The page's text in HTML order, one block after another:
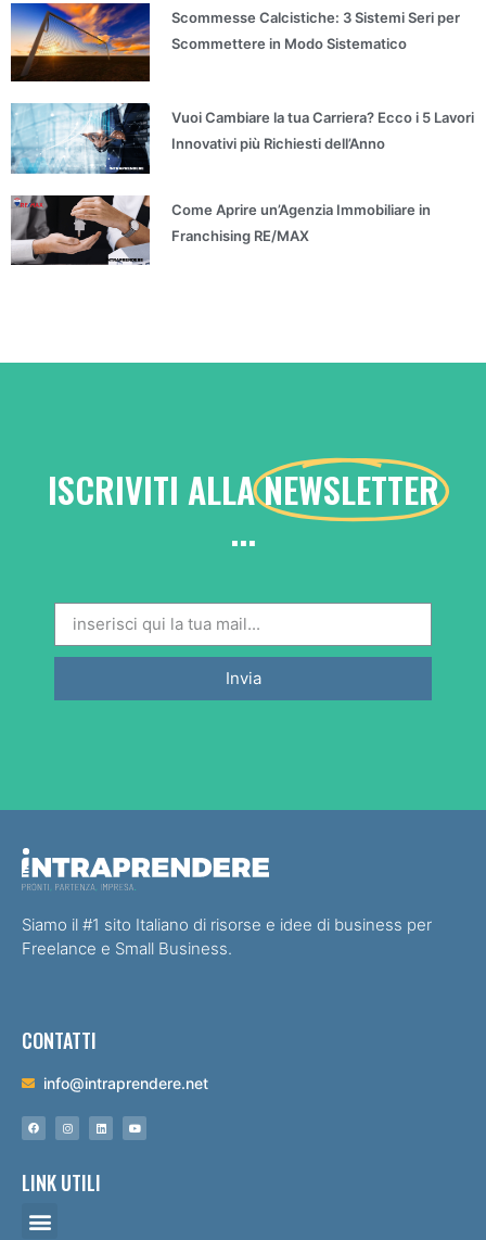
Scommesse Calcistiche: 3 Sistemi Seri per
Scommettere in Modo Sistematico
Vuoi Cambiare la tua Carriera? Ecco i 5 Lavori
Innovativi più Richiesti dell’Anno
Come Aprire un’Agenzia Immobiliare in
Franchising RE/MAX
ISCRIVITI ALLANEWSLETTER
...
Invia
Siamo il #1 sito Italiano di risorse e idee di business per
Freelance e Small Business.
CONTATTI
info@intraprendere.net
LINK UTILI